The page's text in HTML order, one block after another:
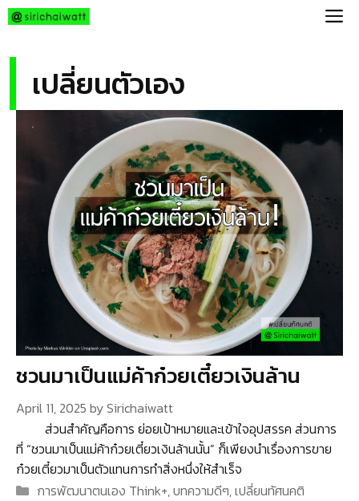
Skip
to
เปลี่ยนตัวเอง
ชวนมาเป็นแม่ค้าก๋วยเตี๋ยวเงินล้าน
April 11, 2025 bySirichaiwatt
ส่วนสำคัญคือการ ย่อยเป้าหมายและเข้าใจอุปสรรค ส่วนการ
ที่ “ชวนมาเป็นแม่ค้าก๋วยเตี๋ยวเงินล้านนั้น” ก็เพียงนำเรื่องการขาย
ก๋วยเตี๋ยวมาเป็นตัวแทนการทำสิ่งหนึ่งให้สำเร็จ
Categories
การพัฒนาตนเอง Think+,บทความดีๆ,เปลี่ยนทัศนคติ